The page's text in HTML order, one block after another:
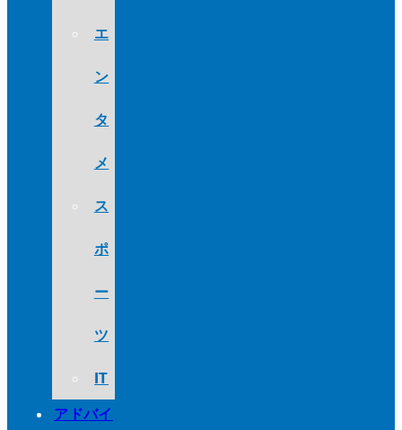
エ
ン
タ
メ
ス
ポ
ー
ツ
IT
アドバイ